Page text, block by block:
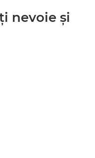
nevoie şi